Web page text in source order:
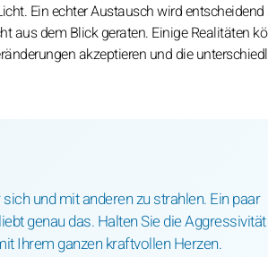
Ein echter Austausch wird entscheidend
aus dem Blick geraten. Einige Realitäten
akzeptieren und die
und mit anderen zu strahlen. Ein paar
genau das. Halten Sie die
Ihrem ganzen kraftvollen Herzen.